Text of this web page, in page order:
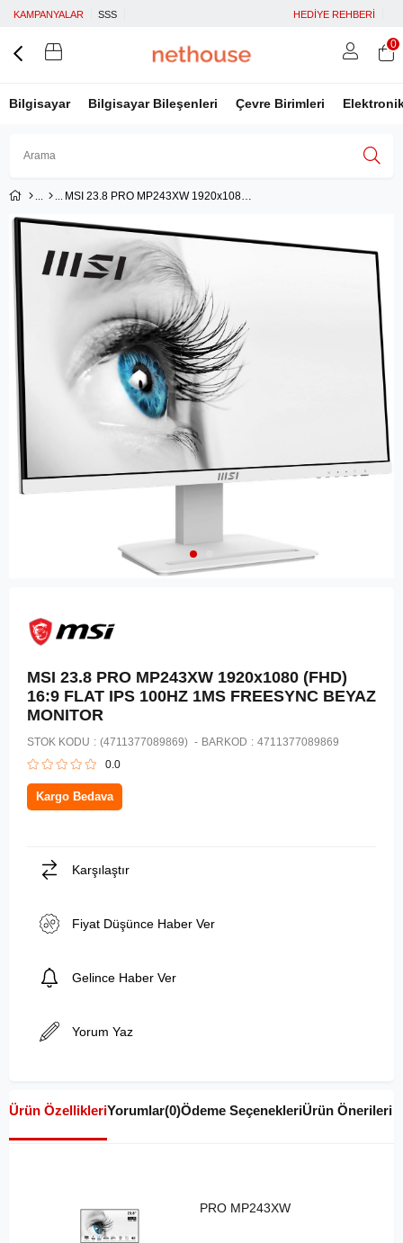
KAMPANYALAR SSS HEDİYE REHBERİ
Bilgisayar Bilgisayar Bileşenleri Çevre Birimleri
Google İle Bağlan
0
MSI 23.8 PRO MP243XW 1920x1080 (FHD) 16:9 FLAT IPS 100HZ 1MS FREESYNC BEYAZ MONITOR
MSI 23.8 PRO MP243XW 1920x1080 (FHD)
16:9 FLAT IPS 100HZ 1MS FREESYNC BEYAZ
MONITOR
STOK KODU (4711377089869) BARKOD : 4711377089869
0.0
Kargo Bedava
Karşılaştır
Fiyat Düşünce Haber Ver
Gelince Haber Ver
Yorum Yaz
Ürün ÖzellikleriYorumlar(0)Ödeme SeçenekleriÜrün Önerileri
PRO MP243XW